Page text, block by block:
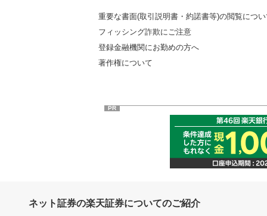
重要な書面(取引説明書・約諾書等)の閲覧につ
フィッシング詐欺にご注意
登録金融機関にお勤めの方へ
著作権について
PR
ネット証券の楽天証券についてのご紹介